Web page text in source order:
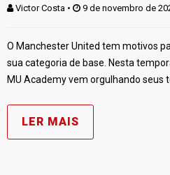
Victor Costa • 9 de novembro de
O Manchester United tem motivos
sua categoria de base. Nesta
MU Academy vem orgulhando seus
LER MAIS